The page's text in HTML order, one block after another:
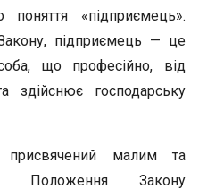
поняття «підприємець».
підприємець — це
що професійно, від
здійснює господарську
малим та
Положення Закону